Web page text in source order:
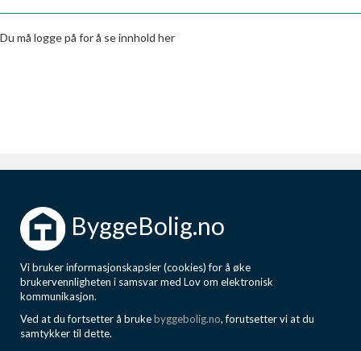
Boligmappa+
Få mer ut av Boligmappa
Du må logge på for å se innhold her
ByggeBolig.no
Vi bruker informasjonskapsler (cookies) for å øke
brukervennligheten i samsvar med Lov om elektronisk
kommunikasjon.
Ved at du fortsetter å brukebyggebolig.no, forutsetter vi at du
samtykker til dette.